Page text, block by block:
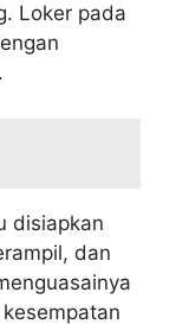
Loker pada
disiapkan
dan